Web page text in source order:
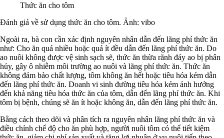
Thức ăn cho tôm
Đánh giá về sử dụng thức ăn cho tôm. Ảnh: vibo
Ngoài ra, bà con cần xác định nguyên nhân dẫn đến lãng phí thức ăn
như: Cho ăn quá nhiều hoặc quá ít đều dẫn đến lãng phí thức ăn. Do
ao nuôi không được vệ sinh sạch sẽ, thức ăn thừa rãnh đáy ao bị phân
hủy, gây ô nhiễm môi trường ao nuôi và lãng phí thức ăn. Thức ăn
không đảm bảo chất lượng, tôm không ăn hết hoặc tiêu hóa kém dẫn
đến lãng phí thức ăn. Doanh vi sinh đường tiêu hóa kém ảnh hưởng
đến khả năng tiêu hóa thức ăn của tôm, dẫn đến lãng phí thức ăn. Khi
tôm bị bệnh, chúng sẽ ăn ít hoặc không ăn, dẫn đến lãng phí thức ăn.
Bằng cách theo dõi và phân tích ra nguyên nhân lãng phí thức ăn và
điều chỉnh chế độ cho ăn phù hợp, người nuôi tôm có thể tiết kiệm